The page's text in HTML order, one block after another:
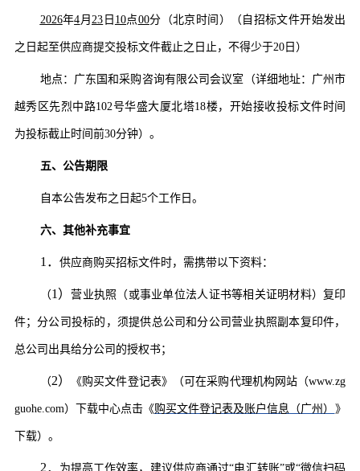
2026年4 月 23 日 10点00分 （北京时间）（自招标文件开始发出
之日起至供应商提交投标文件截止之日止，不得少于20日）
地点： 广东国和采购咨询有限公司会议室（详细地址： 广州市
越秀区先烈中路102号华盛大厦北塔18楼，开始接收投标文件时间
为投标截止时间前30分钟）。
五、 公告期限
自本公告发布之日起5个工作日。
六、 其他补充事宜
1． 供应商购买招标文件时，需携带以下资料：
（1）营业执照（或事业单位法人证书等相关证明材料）复印
件； 分公司投标的，须提供总公司和分公司营业执照副本复印件，
总公司出具给分公司的授权书；
（2） 《购买文件登记表》（可在采购代理机构网站（www.zg
guohe.com） 下载中心点击《购买文件登记表及账户信息（广州） 》
下载）。
2． 为提高工作效率，建议供应商通过“电汇转账”或“微信扫码